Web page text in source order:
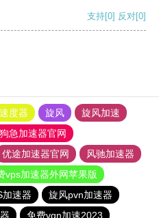
支持[0] 反对[0]
度器 旋风
旋风加速
狗急加速器官网
优途加速器官网
风驰加速器
vps加速器外网苹果版
加速器
旋风pvn加速器
免费vqn加速2023